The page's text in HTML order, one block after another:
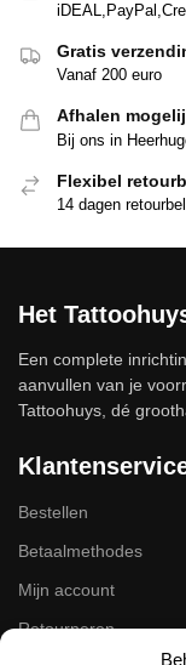
Gratis
Vanaf 200 euro
Afhalen
Bij ons in
Flexibel
14 dagen
Het
Een complete
aanvullen van je
Tattoohuys, dé
Bestellen
Betaalmethodes
Mijn account
Retourneren